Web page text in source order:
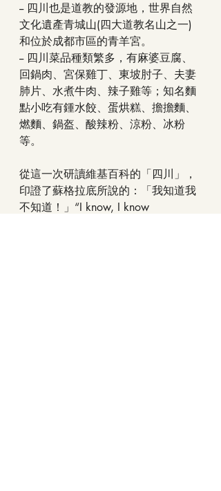
-- 四川也是道教的發源地，世界自然
文化遺產青城山(四大道教名山之一)
和位於成都市區的青羊宮。
-- 四川菜品種類繁多，有麻婆豆腐、
回鍋肉、宮保雞丁、東坡肘子、夫妻
肺片、水煮牛肉、辣子雞等；知名麵
點小吃有鍾水餃、蛋烘糕、擔擔麵、
燃麵、鍋盔、酸辣粉、涼粉、冰粉
等。
從這一次研讀維基百科的「四川」，
印證了蘇格拉底所說的：「我知道我
不知道！」“I know, I know